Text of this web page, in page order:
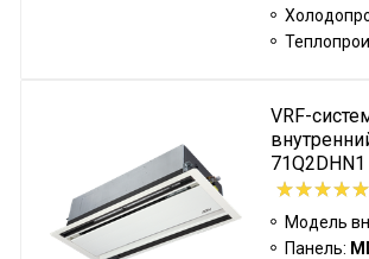
VRF-
71Q2DHN1
Модель
Панель: